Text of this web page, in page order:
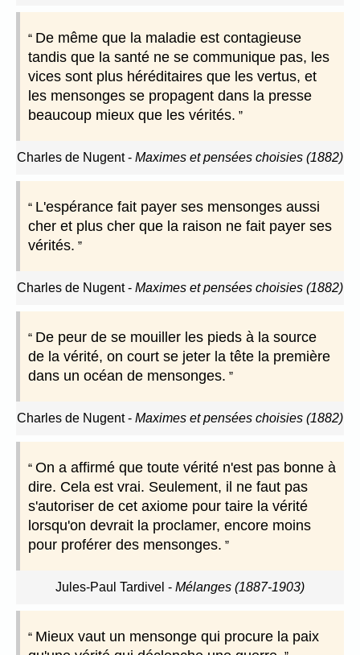
De même que la maladie est contagieuse
tandis que la santé ne se communique pas, les
vices sont plus héréditaires que les vertus, et
les mensonges se propagent dans la presse
beaucoup mieux que les vérités.
Charles de Nugent- Maximes et pensées choisies (1882)
L'espérance fait payer ses mensonges aussi
cher et plus cher que la raison ne fait payer ses
vérités.
Charles de Nugent- Maximes et pensées choisies (1882)
De peur de se mouiller les pieds à la source
de la vérité, on court se jeter la tête la première
dans un océan de mensonges.
Charles de Nugent- Maximes et pensées choisies (1882)
On a affirmé que toute vérité n'est pas bonne à
dire. Cela est vrai. Seulement, il ne faut pas
s'autoriser de cet axiome pour taire la vérité
lorsqu'on devrait la proclamer, encore moins
pour proférer des mensonges.
Jules-Paul Tardivel - Mélanges (1887-1903)
Mieux vaut un mensonge qui procure la paix